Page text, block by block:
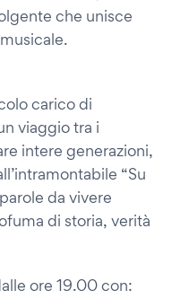
che unisce
carico di
viaggio tra i
intere generazioni,
“Su
da vivere
di storia, verità
ore 19.00 con: